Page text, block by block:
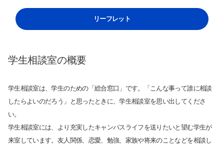
サイト内検索
よく検索されるページ
リーフレット
学生相談室の概要
学生相談室は、学生のための「総合窓口」です。「こんな事って誰に相談
したらよいのだろう」と思ったときに、学生相談室を思い出してくださ
い。
学生相談室には、より充実したキャンパスライフを送りたいと望む学生が
来室しています。友人関係、恋愛、勉強、家族や将来のことなどを相談し